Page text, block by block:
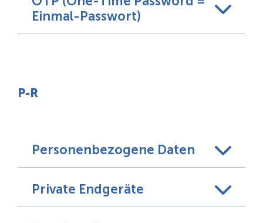
Einmal-Passwort)
P-R
Personenbezogene Daten
Private Endgeräte